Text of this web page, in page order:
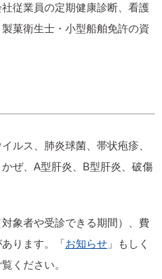
従業員の定期健康診断、看護
菓衛生士・小型船舶免許の資
ルス、肺炎球菌、帯状疱疹、
ぜ、A型肝炎、B型肝炎、破傷
象者や受診できる期間）、費
ります。「お知らせ 」もしく
ください。